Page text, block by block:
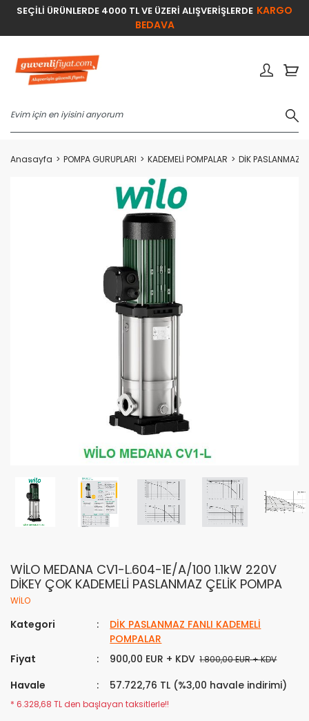
SEÇİLİ ÜRÜNLERDE 4000 TL VE ÜZERİ ALIŞVERİŞLERDE KARGO
BEDAVA
Anasayfa POMPA GURUPLARI KADEMELİ POMPALAR DİK PASLANMAZ
WİLO MEDANA CV1-L.604-1E/A/100 1.1kW 220V
DİKEY ÇOK KADEMELİ PASLANMAZ ÇELİK POMPA
WİLO
Kategori
DİK PASLANMAZ FANLI KADEMELİ
POMPALAR
Fiyat
900,00 EUR + KDV 1.800,00 EUR + KDV
Havale 57.722,76 TL (%3,00 havale indirimi)
* 6.328,68 TL den başlayan taksitlerle!!